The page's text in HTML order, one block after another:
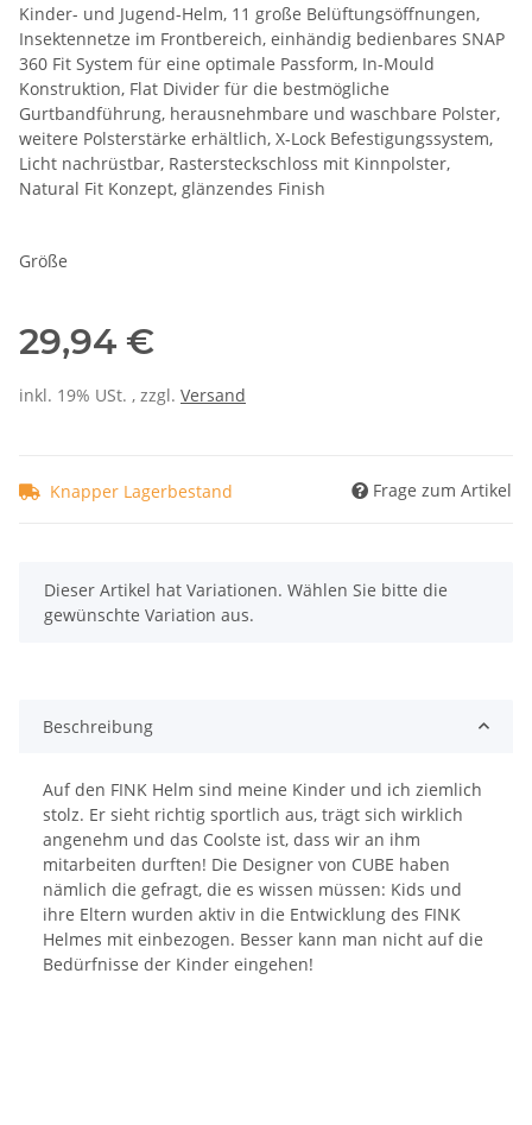
Kinder- und Jugend-Helm, 11 große Belüftungsöffnungen,
Insektennetze im Frontbereich, einhändig bedienbares SNAP
360 Fit System für eine optimale Passform, In-Mould
Konstruktion, Flat Divider für die bestmögliche
Gurtbandführung, herausnehmbare und waschbare Polster,
weitere Polsterstärke erhältlich, X-Lock Befestigungssystem,
Licht nachrüstbar, Rastersteckschloss mit Kinnpolster,
Natural Fit Konzept, glänzendes Finish
Größe
29,94 €
inkl. 19% USt. , zzgl. Versand
Knapper Lagerbestand Frage zum Artikel
x
Dieser Artikel hat Variationen. Wählen Sie bitte die
gewünschte Variation aus.
Beschreibung
Auf den FINK Helm sind meine Kinder und ich ziemlich
stolz. Er sieht richtig sportlich aus, trägt sich wirklich
angenehm und das Coolste ist, dass wir an ihm
mitarbeiten durften! Die Designer von CUBE haben
nämlich die gefragt, die es wissen müssen: Kids und
ihre Eltern wurden aktiv in die Entwicklung des FINK
Helmes mit einbezogen. Besser kann man nicht auf die
Bedürfnisse der Kinder eingehen!